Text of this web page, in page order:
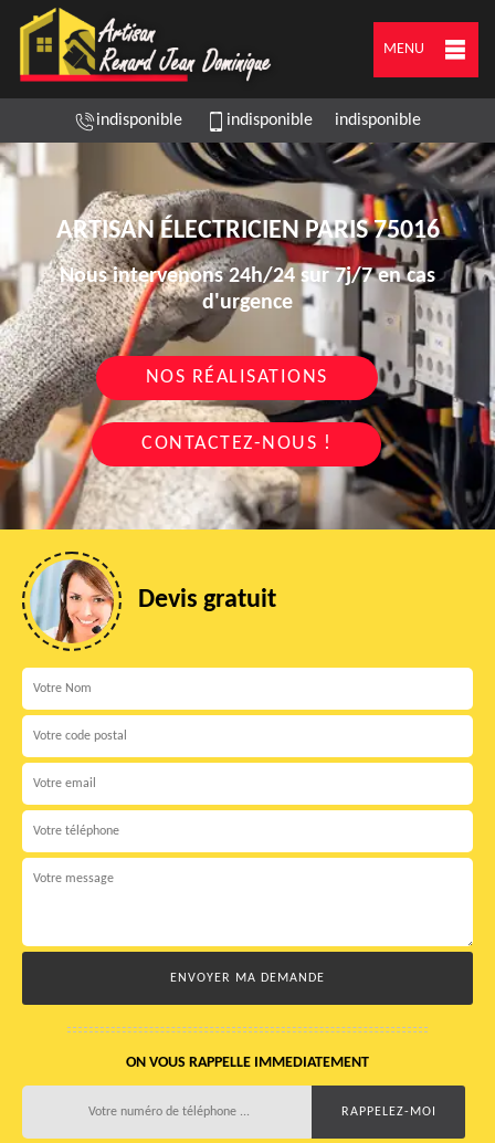
MENU
indisponible indisponible indisponible
ARTISAN ÉLECTRICIEN PARIS 75016
Nous intervenons 24h/24 sur 7j/7 en cas
d'urgence
NOS RÉALISATIONS
CONTACTEZ-NOUS !
Devis gratuit
ON VOUS RAPPELLE IMMEDIATEMENT